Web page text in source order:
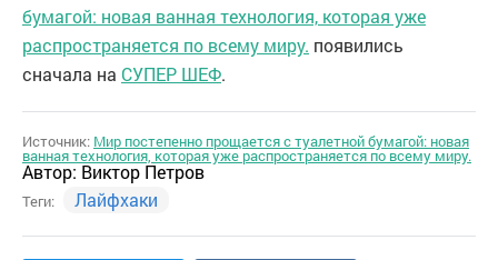
бумагой: новая ванная технология, которая уже
распространяется по всему миру. появились
сначала на СУПЕР ШЕФ.
Источник: Мир постепенно прощается с туалетной бумагой: новая
ванная технология, которая уже распространяется по всему миру.
Автор: Виктор Петров
Теги: Лайфхаки